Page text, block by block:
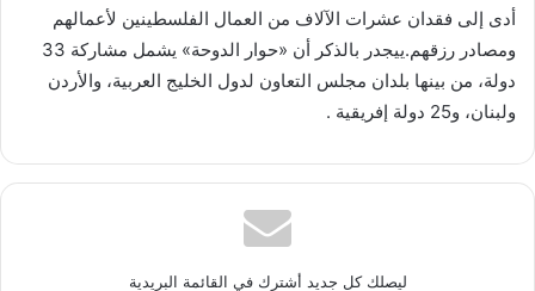
أدى إلى فقدان عشرات الآلاف من العمال الفلسطينين لأعمالهم
ومصادر رزقهم.ييجدر بالذكر أن «حوار الدوحة» يشمل مشاركة 33
دولة، من بينها بلدان مجلس التعاون لدول الخليج العربية، والأردن
ولبنان، و25 دولة إفريقية .
ليصلك كل جديد أشترك في القائمة البريدية